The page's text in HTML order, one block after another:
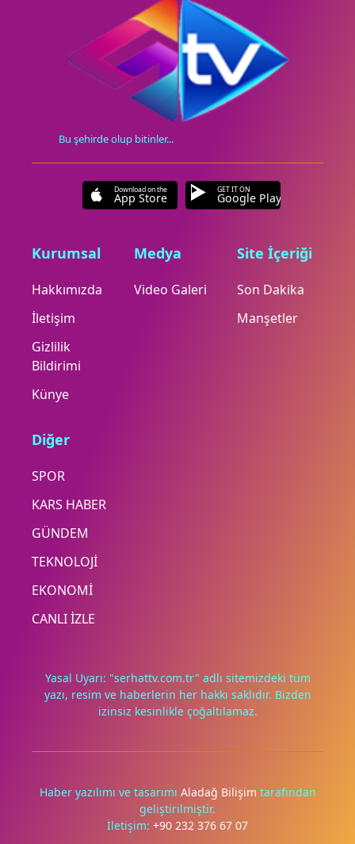
Bu şehirde olup bitinler...
Download on the
App Store
GET IT ON
Google Play
Kurumsal
Hakkımızda
İletişim
Gizlilik
Bildirimi
Künye
Medya
Video Galeri
Site İçeriği
Son Dakika
Manşetler
Diğer
SPOR
KARS HABER
GÜNDEM
TEKNOLOJİ
EKONOMİ
CANLI İZLE
Yasal Uyarı: "serhattv.com.tr" adlı sitemizdeki tüm
yazı, resim ve haberlerin her hakkı saklıdır. Bizden
izinsiz kesinlikle çoğaltılamaz.
Haber yazılımı ve tasarımı Aladağ Bilişim tarafından
geliştirilmiştir.
İletişim: +90 232 376 67 07